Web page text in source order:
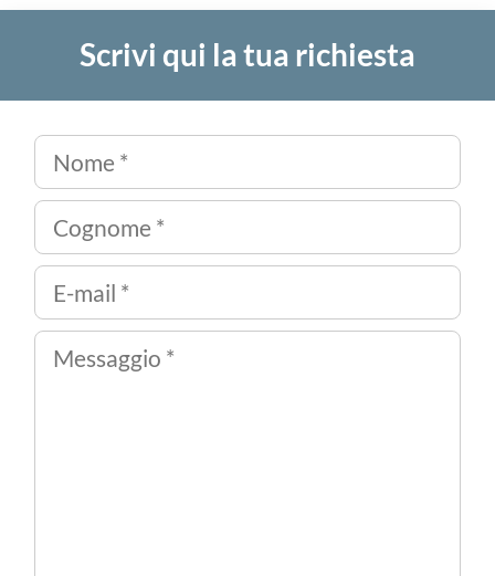
Scrivi qui la tua richiesta